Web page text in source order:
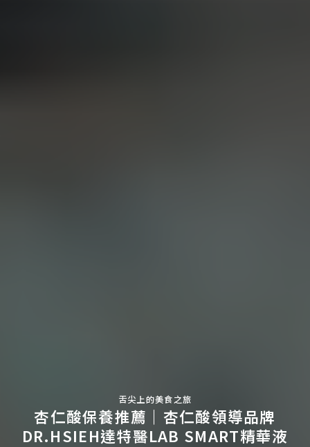
舌尖上的美食之旅
杏仁酸保養推薦｜杏仁酸領導品牌
DR.HSIEH達特醫LAB SMART精華液